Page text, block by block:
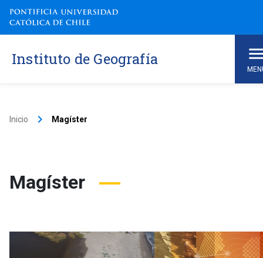
Instituto de Geografía
Inicio keyboard_arrow_right Magíster
Magíster